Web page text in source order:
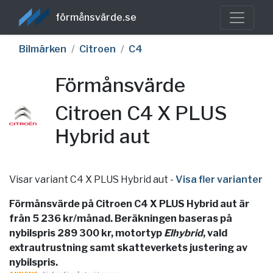
förmånsvärde.se
Bilmärken Citroen C4
Förmånsvärde
Citroen C4 X PLUS
Hybrid aut
Visar variant C4 X PLUS Hybrid aut - Visa fler varianter
Förmånsvärde på Citroen C4 X PLUS Hybrid aut är
från 5 236 kr/månad. Beräkningen baseras på
nybilspris 289 300 kr, motortyp Elhybrid, vald
extrautrustning samt skatteverkets justering av
nybilspris.